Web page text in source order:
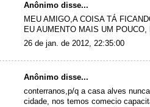
Anônimo disse...
MEU AMIGO,A COISA TÁ
EU AUMENTO MAIS UM
26 de jan. de 2012, 22:35:00
Anônimo disse...
conterranos,p/q a casa alves
cidade, nos temos comecio